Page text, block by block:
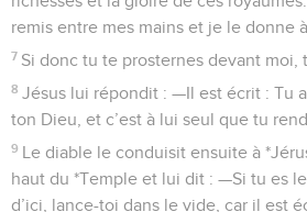
remis entre mes mains et je le donne
7 Si donc tu te prosternes devant moi,
8 Jésus lui répondit : —Il est écrit : Tu
ton Dieu, et c’est à lui seul que tu
9 Le diable le conduisit ensuite à
haut du *Temple et lui dit : —Si tu es
d’ici, lance-toi dans le vide, car il est